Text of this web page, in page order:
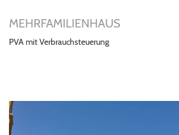
MEHRFAMILIENHAUS
PVA mit Verbrauchsteuerung